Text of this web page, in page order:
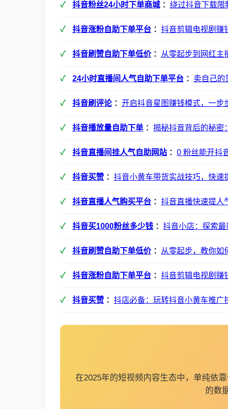
抖音粉丝24小时下单商城： 绕过抖音下载限
抖音涨粉自助下单平台 ： 抖音剪辑电视剧赚
抖音刷赞自助下单低价： 从零起步到网红主
24小时直播间人气自助下单平台 ： 卖自己的
抖音刷评论： 开启抖音星图赚钱模式，一步
抖音播放量自助下单 ： 揭秘抖音背后的秘密
抖音直播间挂人气自助网站 ： 0 粉丝能开抖
抖音买赞 ： 抖音小黄车带货实战技巧，快速
抖音直播人气购买平台 ： 抖音直播快速提人
抖音买1000粉丝多少钱 ： 抖音小店：探索
抖音刷赞自助下单低价： 从零起步，教你如
抖音涨粉自助下单平台 ： 抖音剪辑电视剧赚
抖音买赞 ： 抖店必备：玩转抖音小黄车推广
在2025年的短视频内容生态中，单纯依
的数